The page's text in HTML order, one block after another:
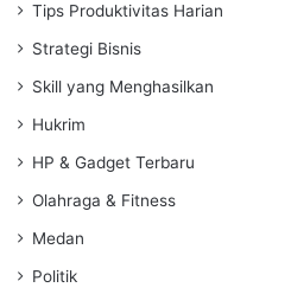
Tips Produktivitas Harian
Strategi Bisnis
Skill yang Menghasilkan
Hukrim
HP & Gadget Terbaru
Olahraga & Fitness
Medan
Politik